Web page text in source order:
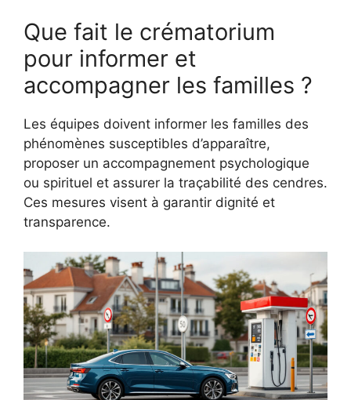
Que fait le crématorium
pour informer et
accompagner les familles ?
Les équipes doivent informer les familles des
phénomènes susceptibles d’apparaître,
proposer un accompagnement psychologique
ou spirituel et assurer la traçabilité des cendres.
Ces mesures visent à garantir dignité et
transparence.